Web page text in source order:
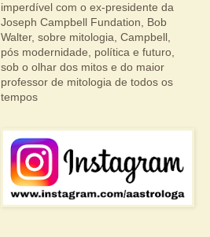
imperdível com o ex-presidente da
Joseph Campbell Fundation, Bob
Walter, sobre mitologia, Campbell,
pós modernidade, política e futuro,
sob o olhar dos mitos e do maior
professor de mitologia de todos os
tempos